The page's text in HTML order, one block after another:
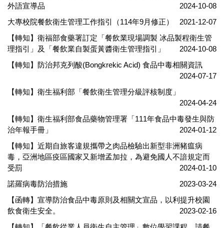
外語宣導品
2024-10-08
大專校院餐飲衛生管理工作指引（114年9月修正）
2021-12-07
【轉知】衛福部食藥署訂定「餐飲業現場調製 冰品製程衛生管
理指引」及「餐飲業自製蛋黃醬衛生管理指引」
2024-10-08
【轉知】防治邦克列酸(Bongkrekic Acid) 食品中毒相關資訊
2024-07-17
【轉知】衛生福利部「餐飲衛生管理分級評核制度」
2024-04-24
【轉知】衛生福利部食品藥物管理署「111年食品中毒發生與防
治年報手冊」
2024-01-12
【轉知】近期自旅客違規攜帶之肉品檢驗出新型非洲豬瘟病
毒，亞洲地區疫區國家又新增孟加拉，為避免國人不諳規定而
受罰
2024-01-10
諾羅病毒防治措施
2023-03-24
【函轉】宣導防治食品中毒原則及相關文宣品，以利提升校園
飲食衛生安全。
2023-02-16